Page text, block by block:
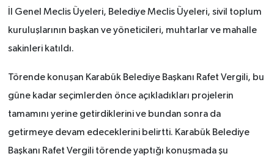
İl Genel Meclis Üyeleri, Belediye Meclis Üyeleri, sivil toplum
kuruluşlarının başkan ve yöneticileri, muhtarlar ve mahalle
sakinleri katıldı.
Törende konuşan Karabük Belediye Başkanı Rafet Vergili, bu
güne kadar seçimlerden önce açıkladıkları projelerin
tamamını yerine getirdiklerini ve bundan sonra da
getirmeye devam edeceklerini belirtti. Karabük Belediye
Başkanı Rafet Vergili törende yaptığı konuşmada şu